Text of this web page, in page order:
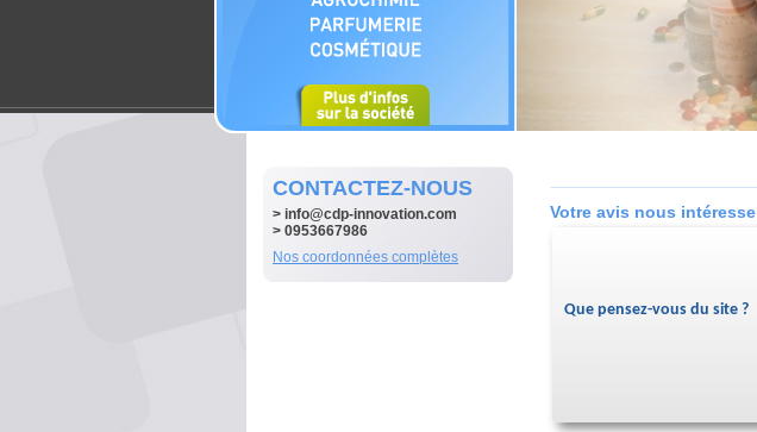
CONTACTEZ-NOUS
> info@cdp-innovation.com
> 0953667986
Nos coordonnées complètes
Votre avis nous intéresse
Que pensez-vous du site ?